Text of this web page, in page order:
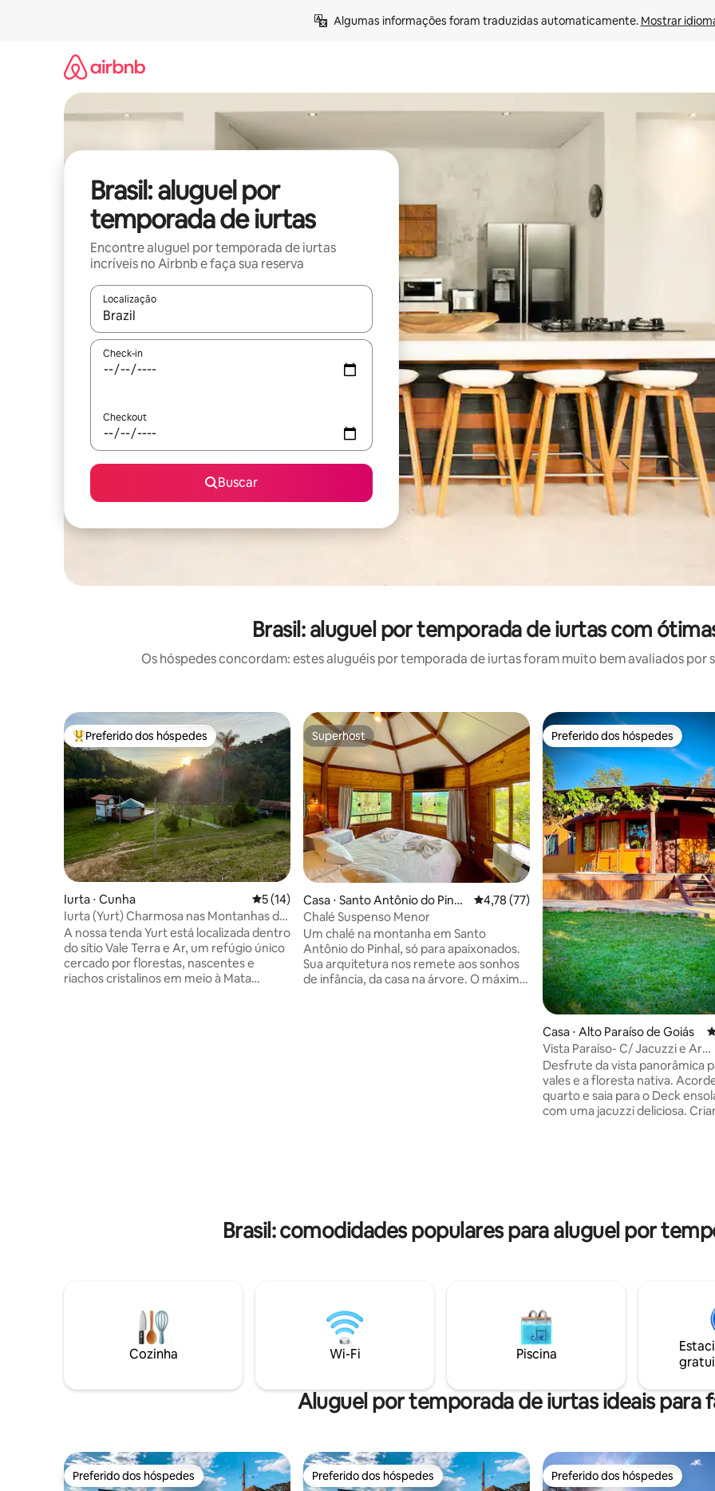
Algumas informações foram traduzidas automaticamente. Mostrar
Brasil: aluguel por
temporada de iurtas
Encontre aluguel por temporada de iurtas
incríveis no Airbnb e faça sua reserva
Localização
Quando os resultados estiverem disponíveis, explore-os usando as seta para cima e para baixo do teclado ou tocando
Check-in
Checkout
Buscar
Brasil: aluguel por temporada de iurtas com
Os hóspedes concordam: estes aluguéis por temporada de iurtas foram muito bem avaliados por
Entre os melhores preferidos dos hóspedes
Preferido dos hóspedes
Iurta ⋅ Cunha 5 de uma avaliação média de 5, 14 avaliações
5 (14)
Iurta (Yurt) Charmosa nas Montanhas de
Cunha
A nossa tenda Yurt está localizada dentro
do sítio Vale Terra e Ar, um refúgio único
cercado por florestas, nascentes e
riachos cristalinos em meio à Mata
Superhost
Superhost
Casa ⋅ Santo Antônio do Pinha
l
4,78 de uma avaliação média de 5, 77
4,78 (77)
Chalé Suspenso Menor
Um chalé na montanha em Santo
Antônio do Pinhal, só para apaixonados.
Sua arquitetura nos remete aos sonhos
de infância, da casa na árvore. O máximo
Preferido dos hóspedes
Preferido dos hóspedes
Casa ⋅ Alto Paraíso de Goiás
Vista Paraíso- C/ Jacuzzi e Ar
condicionado
Desfrute da vista panorâmica
vales e a floresta nativa.
quarto e saia para o Deck
com uma jacuzzi deliciosa.
mega 📺TV Smart 🔥Área
fogueira 🏞️Privacidade
Brasil: comodidades populares para aluguel por
Cozinha Wi-Fi Piscina
Aluguel por temporada de iurtas ideais para
Preferido dos hóspedes
Preferido dos hóspedes Preferido dos hóspedes
Preferido dos hóspedes Preferido dos hóspedes
Preferido dos hóspedes